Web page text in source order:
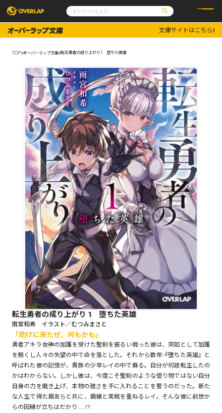
コミックガルド
コミッククリエ
文庫
ノベルス
その他
コミックエッセイ
ポケットモンスター
アニメ
ゲーム
通販・NEWS
OVERLAP STORE
オーバーラップ広報室
企業
会社概要
採用情報
アクセス
オーバーラップホールディングス
お問い合わせはこちら
オーバーラップ文庫
オーバーラップノベルス
オーバーラップノベルスf
ロサージュノベルス
コミックガルド
コミッククリエ
文庫サイトはこちら
TOP オーバーラップ文庫 転生勇者の成り上がり 1 堕ちた英雄
転生勇者の成り上がり 1 堕ちた英雄
雨宮和希 イラスト／むつみまさと
「助けに来たぜ、何もかも」
勇者アキラ――女神の加護を受けた聖剣を振るい戦った彼は、突如として加護
を無くし人々の失望の中で命を落とした。それから数年――『堕ちた英雄』と
呼ばれた彼の記憶が、貴族の少年レイの中で蘇る。自分が何故転生したの
かはわからない。しかし彼は、今度こそ聖剣のような借り物ではない自分
自身の力を磨き上げ、本物の強さを手に入れることを誓うのだった。新た
な人生で得た親友らと共に、鍛練と実戦を重ねるレイ。そんな彼に前世か
らの因縁が立ちはだかり……!?